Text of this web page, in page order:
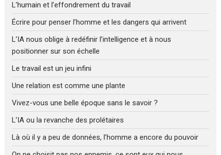
L’humain et l’effondrement du travail
Écrire pour penser l’homme et les dangers qui arrivent
L’IA nous oblige à redéfinir l’intelligence et à nous
positionner sur son échelle
Le travail est un jeu infini
Une relation est comme une plante
Vivez-vous une belle époque sans le savoir ?
L’IA ou la revanche des prolétaires
Là où il y a peu de données, l’homme a encore du pouvoir